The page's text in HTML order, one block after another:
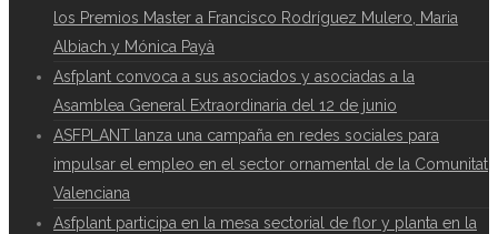
los Premios Master a Francisco Rodríguez Mulero, Maria
Albiach y Mónica Payà
Asfplant convoca a sus asociados y asociadas a la
Asamblea General Extraordinaria del 12 de junio
ASFPLANT lanza una campaña en redes sociales para
impulsar el empleo en el sector ornamental de la Comunitat
Valenciana
Asfplant participa en la mesa sectorial de flor y planta en la